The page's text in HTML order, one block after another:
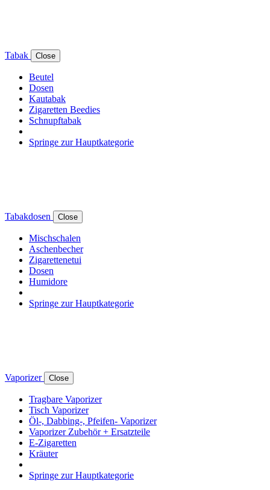
Tabak Close
Beutel
Dosen
Kautabak
Zigaretten Beedies
Schnupftabak
Springe zur Hauptkategorie
Tabakdosen Close
Mischschalen
Aschenbecher
Zigarettenetui
Dosen
Humidore
Springe zur Hauptkategorie
Vaporizer Close
Tragbare Vaporizer
Tisch Vaporizer
Öl-, Dabbing-, Pfeifen- Vaporizer
Vaporizer Zubehör + Ersatzteile
E-Zigaretten
Kräuter
Springe zur Hauptkategorie